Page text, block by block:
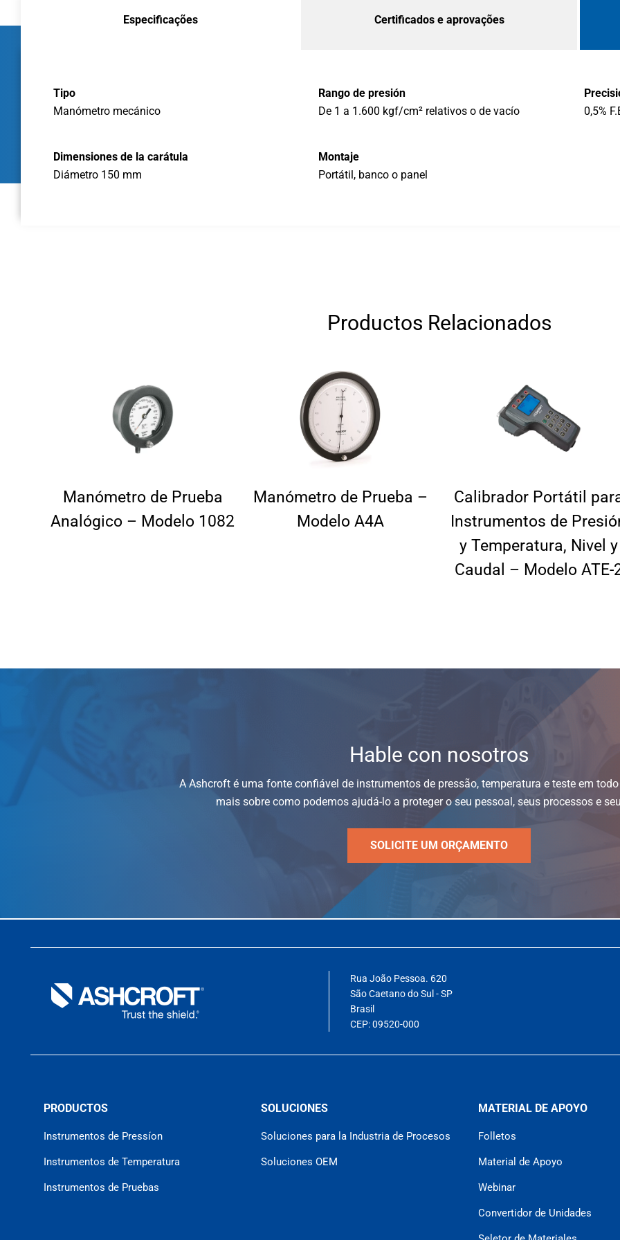
Especificações Certificados e aprovações
Tipo
Manómetro mecánico
Rango de presión
De 1 a 1.600 kgf/cm² relativos o de vacío
0,5%
Dimensiones de la carátula
Diámetro 150 mm
Montaje
Portátil, banco o panel
Productos Relacionados
Manómetro de Prueba
Analógico – Modelo 1082
Manómetro de Prueba –
Modelo A4A
Calibrador Portátil
Instrumentos de
y Temperatura, Nivel y
Caudal – Modelo ATE-
Hable con nosotros
A Ashcroft é uma fonte confiável de instrumentos de pressão, temperatura e teste em
mais sobre como podemos ajudá-lo a proteger o seu pessoal, seus processos e
SOLICITE UM ORÇAMENTO
Rua João Pessoa. 620
São Caetano do Sul - SP
Brasil
CEP: 09520-000
PRODUCTOS
Instrumentos de Pressíon
Instrumentos de Temperatura
Instrumentos de Pruebas
SOLUCIONES
Soluciones para la Industria de Procesos
Soluciones OEM
MATERIAL DE APOYO
Folletos
Material de Apoyo
Webinar
Convertidor de Unidades